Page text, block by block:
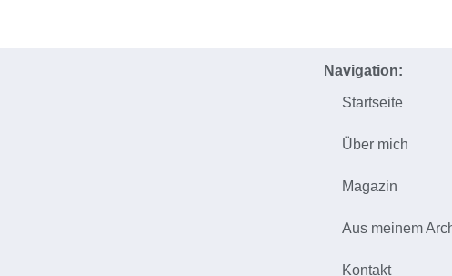
Navigation:
Startseite
Über mich
Magazin
Aus meinem
Kontakt